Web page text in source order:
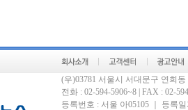
(우)03781 서울시 서대문구 연희
전화 : 02-594-5906~8 | FAX : 02-
등록번호 : 서울 아05105 ｜ 등록